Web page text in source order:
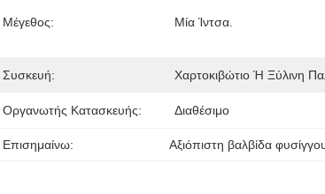
Μέγεθος: Μία Ίντσα.
Συσκευή: Χαρτοκιβώτιο Ή Ξύλινη
Οργανωτής Κατασκευής: Διαθέσιμο
Επισημαίνω: Αξιόπιστη βαλβίδα